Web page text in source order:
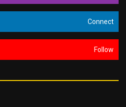
Connect
Follow